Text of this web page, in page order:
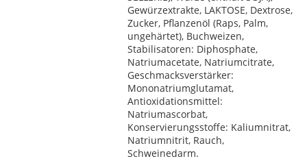
Gewürzextrakte, LAKTOSE, Dextrose,
Zucker, Pflanzenöl (Raps, Palm,
ungehärtet), Buchweizen,
Stabilisatoren: Diphosphate,
Natriumacetate, Natriumcitrate,
Geschmacksverstärker:
Mononatriumglutamat,
Antioxidationsmittel:
Natriumascorbat,
Konservierungsstoffe: Kaliumnitrat,
Natriumnitrit, Rauch,
Schweinedarm.